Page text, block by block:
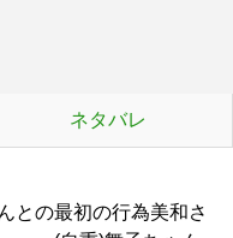
ネタバレ
との最初の行為美和さ